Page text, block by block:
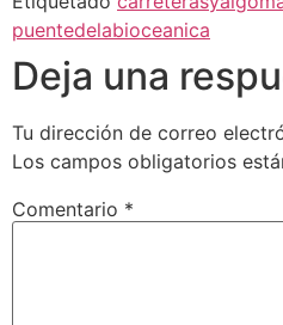
puentedelabioceanica
Deja una
Tu dirección de correo
Los campos obligatorios
Comentario *